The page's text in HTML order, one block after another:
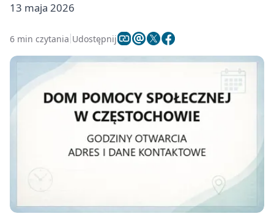
13 maja 2026
6 min czytania Udostępnij